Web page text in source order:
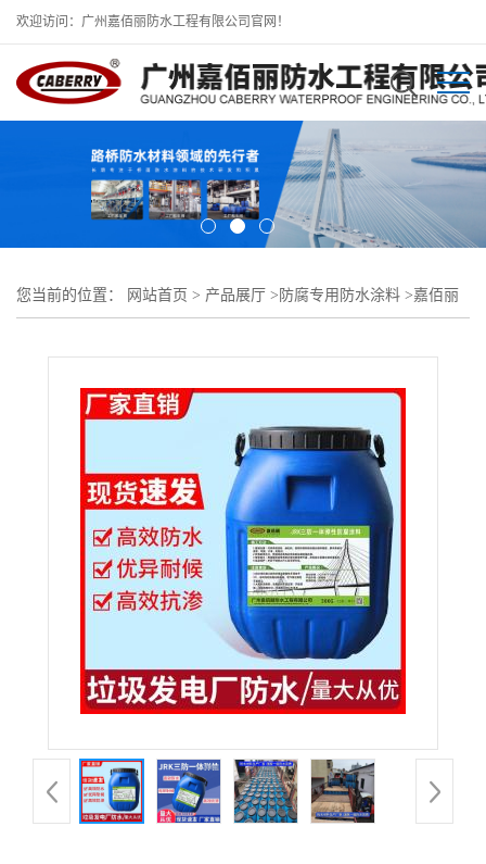
欢迎访问：广州嘉佰丽防水工程有限公司官网！
您当前的位置： 网站首页 > 产品展厅 > 防腐专用防水涂料 >嘉佰丽